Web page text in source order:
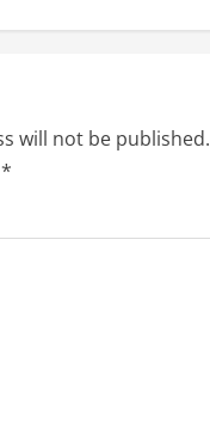
will not be published.
*